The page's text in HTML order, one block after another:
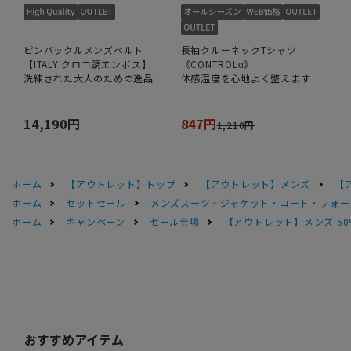
ピンバックルメンズベルト
【ITALY クロコ調エンボス】
洗練された大人のための逸品
14,190円
長袖クルーネックTシャツ
《CONTROLα》
体感温度を心地よく整えます
847円1,210円
ホーム 【アウトレット】トップ 【アウトレット】メンズ
ホーム
セットセール
メンズスーツ・ジャケット・コート・フォ
ホーム
キャンペーン セール会場 【アウトレット】メンズ